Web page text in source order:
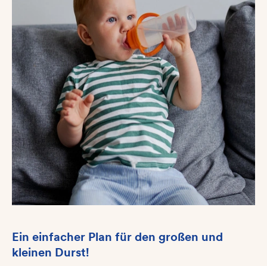
Ein einfacher Plan für den großen und
kleinen Durst!